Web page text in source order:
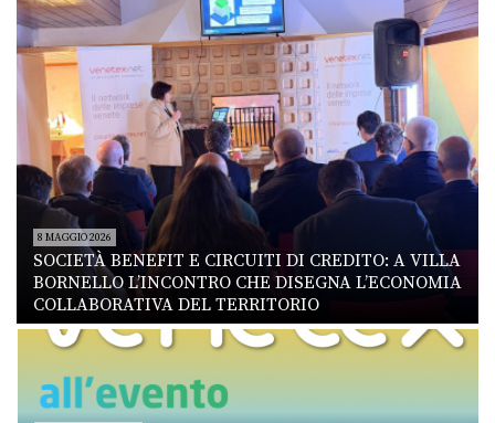
8 MAGGIO 2026
SOCIETÀ BENEFIT E CIRCUITI DI CREDITO: A VILLA
BORNELLO L’INCONTRO CHE DISEGNA L’ECONOMIA
COLLABORATIVA DEL TERRITORIO